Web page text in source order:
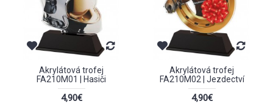
Akrylátová trofej
FA210M01 | Hasiči
4,90€
Akrylátová trofej
FA210M02 | Jezdectví
4,90€